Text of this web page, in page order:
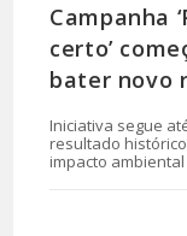
Campanha
certo’
bater novo
Iniciativa segue
resultado
impacto